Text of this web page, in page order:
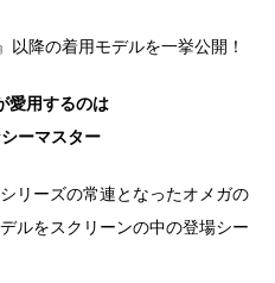
降の着用モデルを一挙公開！
愛用するのは
ーマスター
リーズの常連となったオメガの
ルをスクリーンの中の登場シー